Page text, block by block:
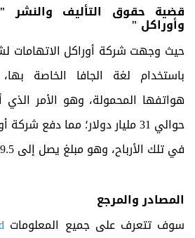
قضية حقوق التأليف والنشر
وأوراكل "
حيث وجهت شركة أوراكل الاتهامات
باستخدام لغة الجافا الخاصة
هواتفها المحمولة، وهو الأمر
حوالي 31 مليار دولار؛ مما دفع
في تلك الأرباح، وهو مبلغ يصل إلى 9.5 مليار دولار.
المصادر والمرجع
سوف تتعرف على جميع المعلومات